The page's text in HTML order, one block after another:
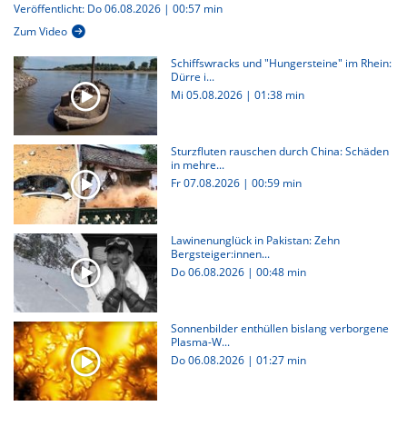
Veröffentlicht: Do 06.08.2026 | 00:57 min
Zum Video
Schiffswracks und "Hungersteine" im Rhein:
Dürre i...
Mi 05.08.2026 | 01:38 min
Sturzfluten rauschen durch China: Schäden
in mehre...
Fr 07.08.2026 | 00:59 min
Lawinenunglück in Pakistan: Zehn
Bergsteiger:innen...
Do 06.08.2026 | 00:48 min
Sonnenbilder enthüllen bislang verborgene
Plasma-W...
Do 06.08.2026 | 01:27 min